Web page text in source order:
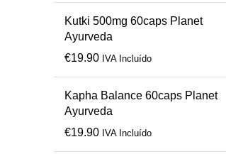
Kutki 500mg 60caps Planet
Ayurveda
€19.90 IVA Incluído
Kapha Balance 60caps Planet
Ayurveda
€19.90 IVA Incluído